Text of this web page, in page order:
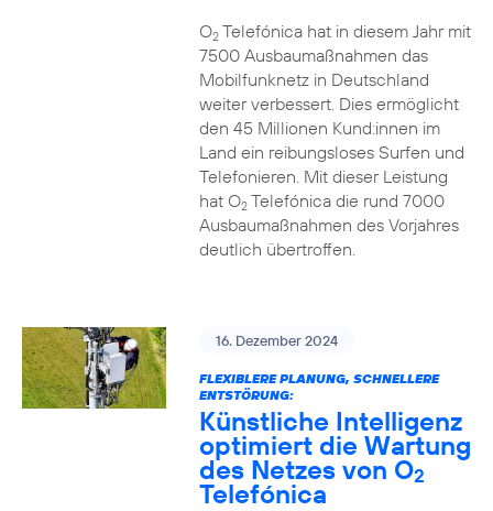
O2Telefónica hat in diesem Jahr mit
7500 Ausbaumaßnahmen das
Mobilfunknetz in Deutschland
weiter verbessert. Dies ermöglicht
den 45 Millionen Kund:innen im
Land ein reibungsloses Surfen und
Telefonieren. Mit dieser Leistung
hat O2Telefónica die rund 7000
Ausbaumaßnahmen des Vorjahres
deutlich übertroffen.
16. Dezember 2024
FLEXIBLERE PLANUNG, SCHNELLERE
ENTSTÖRUNG:
Künstliche Intelligenz
optimiert die Wartung
des Netzes von O2
Telefónica